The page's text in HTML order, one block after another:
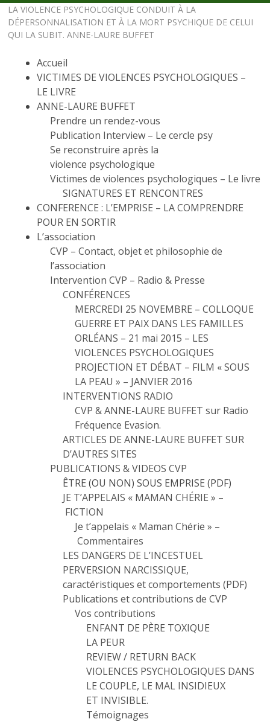
LA VIOLENCE PSYCHOLOGIQUE CONDUIT À LA
DÉPERSONNALISATION ET À LA MORT PSYCHIQUE DE CELUI
QUI LA SUBIT. ANNE-LAURE BUFFET
Accueil
VICTIMES DE VIOLENCES PSYCHOLOGIQUES –
LE LIVRE
ANNE-LAURE BUFFET
Prendre un rendez-vous
Publication Interview – Le cercle psy
Se reconstruire après la
violence psychologique
Victimes de violences psychologiques – Le livre
SIGNATURES ET RENCONTRES
CONFERENCE : L’EMPRISE – LA COMPRENDRE
POUR EN SORTIR
L’association
CVP – Contact, objet et philosophie de
l’association
Intervention CVP – Radio & Presse
CONFÉRENCES
MERCREDI 25 NOVEMBRE – COLLOQUE
GUERRE ET PAIX DANS LES FAMILLES
ORLÉANS – 21 mai 2015 – LES
VIOLENCES PSYCHOLOGIQUES
PROJECTION ET DÉBAT – FILM « SOUS
LA PEAU » – JANVIER 2016
INTERVENTIONS RADIO
CVP & ANNE-LAURE BUFFET sur Radio
Fréquence Evasion.
ARTICLES DE ANNE-LAURE BUFFET SUR
D’AUTRES SITES
PUBLICATIONS & VIDEOS CVP
ÊTRE (OU NON) SOUS EMPRISE (PDF)
JE T’APPELAIS « MAMAN CHÉRIE » –
FICTION
Je t’appelais « Maman Chérie » –
Commentaires
LES DANGERS DE L’INCESTUEL
PERVERSION NARCISSIQUE,
caractéristiques et comportements (PDF)
Publications et contributions de CVP
Vos contributions
ENFANT DE PÈRE TOXIQUE
LA PEUR
REVIEW / RETURN BACK
VIOLENCES PSYCHOLOGIQUES DANS
LE COUPLE, LE MAL INSIDIEUX
ET INVISIBLE.
Témoignages